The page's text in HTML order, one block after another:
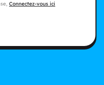
Connectez-vous ici